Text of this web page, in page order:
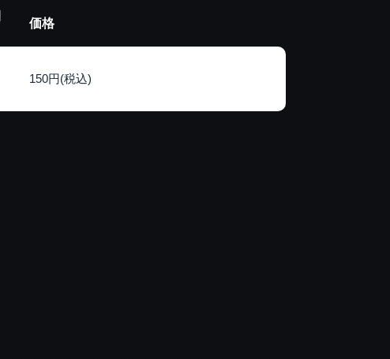
価格
150円(税込)